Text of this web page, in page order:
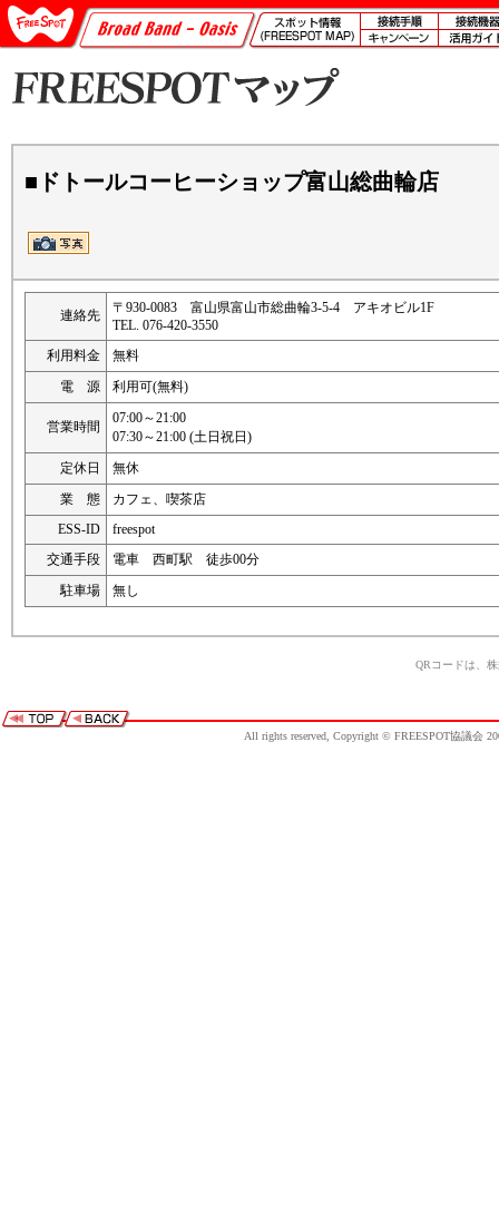
■ドトールコーヒーショップ富山総曲輪店
連絡先
〒930-0083 富山県富山市総曲輪3-5-4 アキオビル1F
TEL. 076-420-3550
利用料金
無料
電 源
利用可(無料)
営業時間
07:00～21:00
07:30～21:00 (土日祝日)
定休日
無休
業 態
カフェ、喫茶店
ESS-ID
freespot
交通手段
電車 西町駅 徒歩00分
駐車場
無し
QRコードは、
All rights reserved, Copyright © FREESPOT協議会